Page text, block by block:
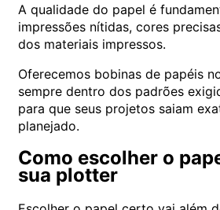
A qualidade do papel é
impressões nítidas, cores
dos materiais impressos.
Oferecemos bobinas de papéis
sempre dentro dos padrões
para que seus projetos saiam
planejado.
Como escolher o
sua plotter